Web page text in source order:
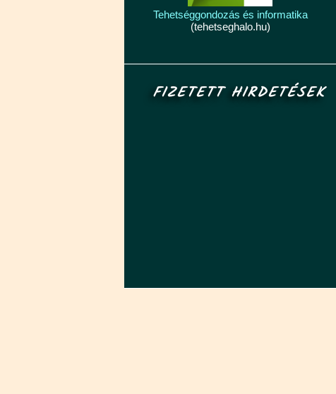
Tehetséggondozás és informatika
(tehetseghalo.hu)
FIZETETT HIRDETÉSEK